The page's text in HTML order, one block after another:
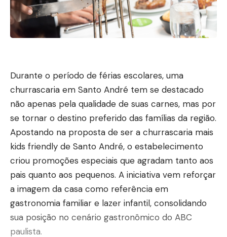
Durante o período de férias escolares, uma
churrascaria em Santo André tem se destacado
não apenas pela qualidade de suas carnes, mas por
se tornar o destino preferido das famílias da região.
Apostando na proposta de ser a churrascaria mais
kids friendly de Santo André, o estabelecimento
criou promoções especiais que agradam tanto aos
pais quanto aos pequenos. A iniciativa vem reforçar
a imagem da casa como referência em
gastronomia familiar e lazer infantil, consolidando
sua posição no cenário gastronômico do ABC
paulista.